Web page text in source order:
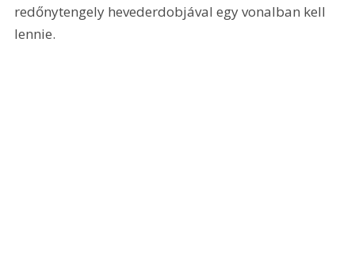
redőnytengely hevederdobjával egy vonalban kell
lennie.